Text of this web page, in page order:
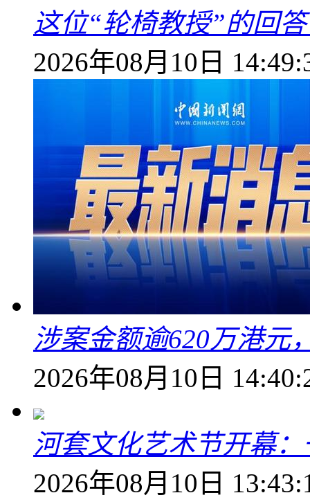
这位“轮椅教授”的回
2026年08月10日
涉案金额逾620万港元
2026年08月10日
河套文化艺术节开幕
2026年08月10日